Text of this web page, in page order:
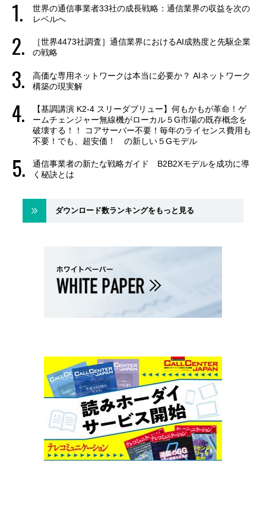
世界の通信事業者33社の成長戦略：通信業界の収益を次の
レベルへ
［世界4473社調査］通信業界におけるAI成熟度と先駆企業
の戦略
高価な専用ネットワークは本当に必要か？ AIネットワーク
構築の現実解
【基調講演 K2-4 スリーダブリュー】何もかもが革命！ゲ
ームチェンジャー無線機がローカル５G市場の既存概念を
破壊する！！ コアサーバー不要！毎年のライセンス費用も
不要！でも、超安価！ の新しい５Gモデル
通信事業者の新たな戦略ガイド B2B2Xモデルを成功に導
く秘訣とは
ダウンロード数ランキングをもっと見る